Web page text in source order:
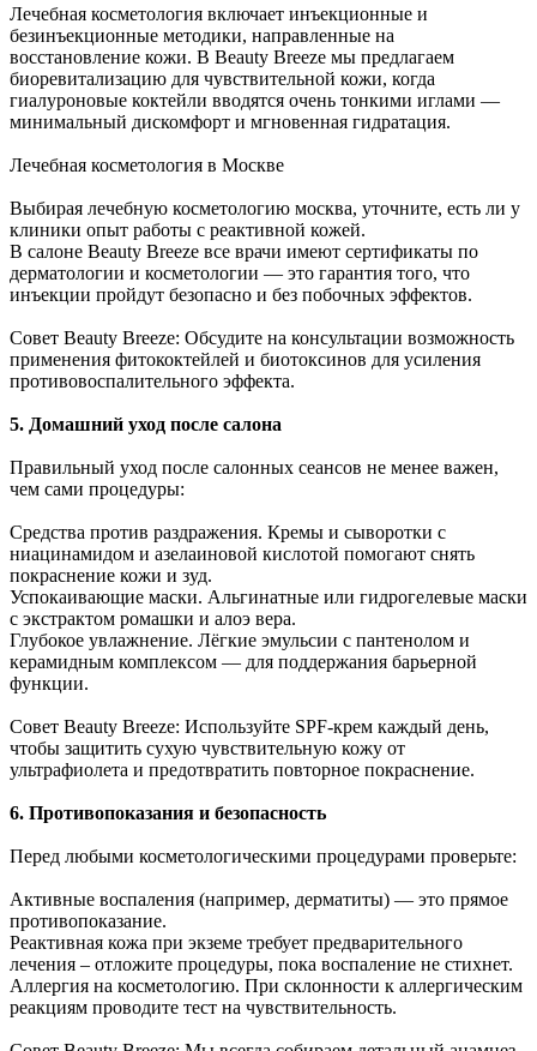
Лечебная косметология включает инъекционные и
безинъекционные методики, направленные на
восстановление кожи. В Beauty Breeze мы предлагаем
биоревитализацию для чувствительной кожи, когда
гиалуроновые коктейли вводятся очень тонкими иглами —
минимальный дискомфорт и мгновенная гидратация.
Лечебная косметология в Москве
Выбирая лечебную косметологию москва, уточните, есть ли у
клиники опыт работы с реактивной кожей.
В салоне Beauty Breeze все врачи имеют сертификаты по
дерматологии и косметологии — это гарантия того, что
инъекции пройдут безопасно и без побочных эффектов.
Совет Beauty Breeze: Обсудите на консультации возможность
применения фитококтейлей и биотоксинов для усиления
противовоспалительного эффекта.
5. Домашний уход после салона
Правильный уход после салонных сеансов не менее важен,
чем сами процедуры:
Средства против раздражения. Кремы и сыворотки с
ниацинамидом и азелаиновой кислотой помогают снять
покраснение кожи и зуд.
Успокаивающие маски. Альгинатные или гидрогелевые маски
с экстрактом ромашки и алоэ вера.
Глубокое увлажнение. Лёгкие эмульсии с пантенолом и
керамидным комплексом — для поддержания барьерной
функции.
Совет Beauty Breeze: Используйте SPF-крем каждый день,
чтобы защитить сухую чувствительную кожу от
ультрафиолета и предотвратить повторное покраснение.
6. Противопоказания и безопасность
Перед любыми косметологическими процедурами проверьте:
Активные воспаления (например, дерматиты) — это прямое
противопоказание.
Реактивная кожа при экземе требует предварительного
лечения – отложите процедуры, пока воспаление не стихнет.
Аллергия на косметологию. При склонности к аллергическим
реакциям проводите тест на чувствительность.